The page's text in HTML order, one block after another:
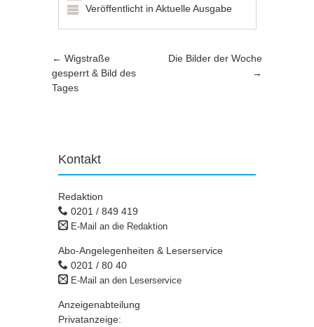
Veröffentlicht inAktuelle Ausgabe
Artikel-Navigation
← Wigstraße
gesperrt & Bild des
Tages
Die Bilder der Woche
→
Kontakt
Redaktion
0201 / 849 419
E-Mail an die Redaktion
Abo-Angelegenheiten & Leserservice
0201 / 80 40
E-Mail an den Leserservice
Anzeigenabteilung
Privatanzeige: